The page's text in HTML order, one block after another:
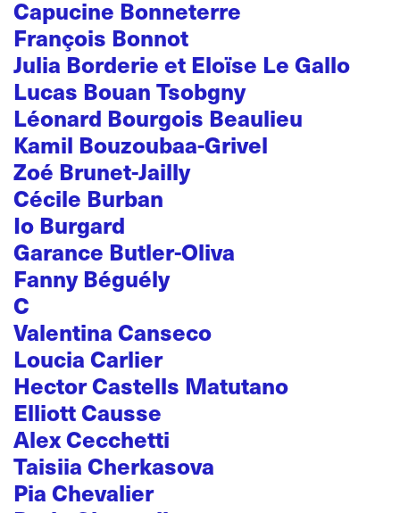
Capucine Bonneterre
François Bonnot
Julia Borderie et Eloïse Le Gallo
Lucas Bouan Tsobgny
Léonard Bourgois Beaulieu
Kamil Bouzoubaa-Grivel
Zoé Brunet-Jailly
Cécile Burban
Io Burgard
Garance Butler-Oliva
Fanny Béguély
C
Valentina Canseco
Loucia Carlier
Hector Castells Matutano
Elliott Causse
Alex Cecchetti
Taisiia Cherkasova
Pia Chevalier